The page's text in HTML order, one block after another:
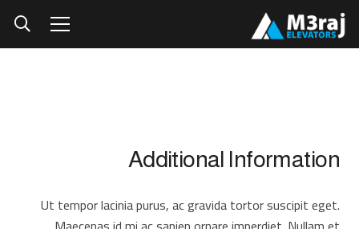
Additional Information
Ut tempor lacinia purus, ac gravida tortor suscipit eget.